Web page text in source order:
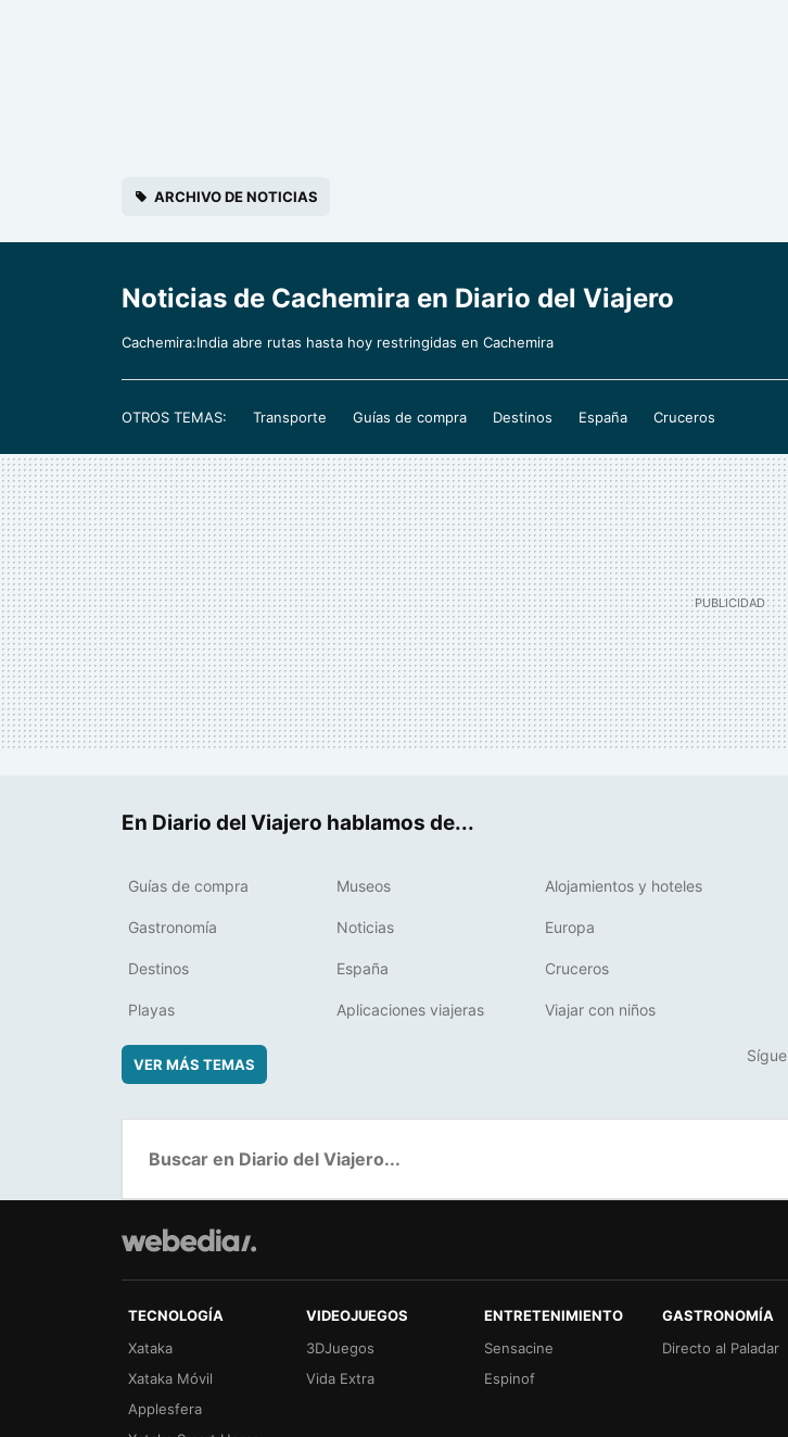
ARCHIVO DE NOTICIAS
Noticias de Cachemira en Diario del Viajero
Cachemira:India abre rutas hasta hoy restringidas en Cachemira
OTROS TEMAS: Transporte Guías de compra Destinos España Cruceros
En Diario del Viajero hablamos de...
Guías de compra Museos Alojamientos y hoteles
Gastronomía Noticias Europa
Destinos España Cruceros
Playas Aplicaciones viajeras Viajar con niños
VER MÁS TEMAS
TECNOLOGÍA
Xataka
Xataka Móvil
Applesfera
VIDEOJUEGOS
3DJuegos
Vida Extra
ENTRETENIMIENTO
Sensacine
Espinof
GASTRONOMÍA
Directo al Paladar